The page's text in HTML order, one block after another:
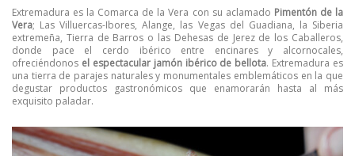
Extremadura es la Comarca de la Vera con su aclamado Pimentón de la
Vera; Las Villuercas-Ibores, Alange, las Vegas del Guadiana, la Siberia
extremeña, Tierra de Barros o las Dehesas de Jerez de los Caballeros,
donde pace el cerdo ibérico entre encinares y alcornocales,
ofreciéndonos el espectacular jamón ibérico de bellota. Extremadura es
una tierra de parajes naturales y monumentales emblemáticos en la que
degustar productos gastronómicos que enamorarán hasta al más
exquisito paladar.